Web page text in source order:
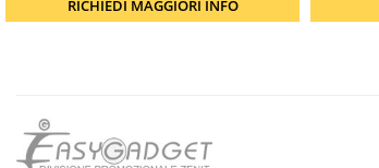
RICHIEDI MAGGIORI INFO